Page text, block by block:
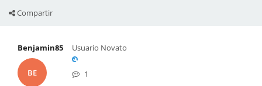
Compartir
Benjamin85
BE
Usuario Novato
1